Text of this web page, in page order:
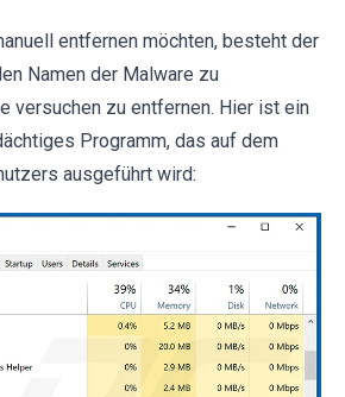
entfernen möchten, besteht der
Namen der Malware zu
versuchen zu entfernen. Hier ist ein
Programm, das auf dem
ausgeführt wird: